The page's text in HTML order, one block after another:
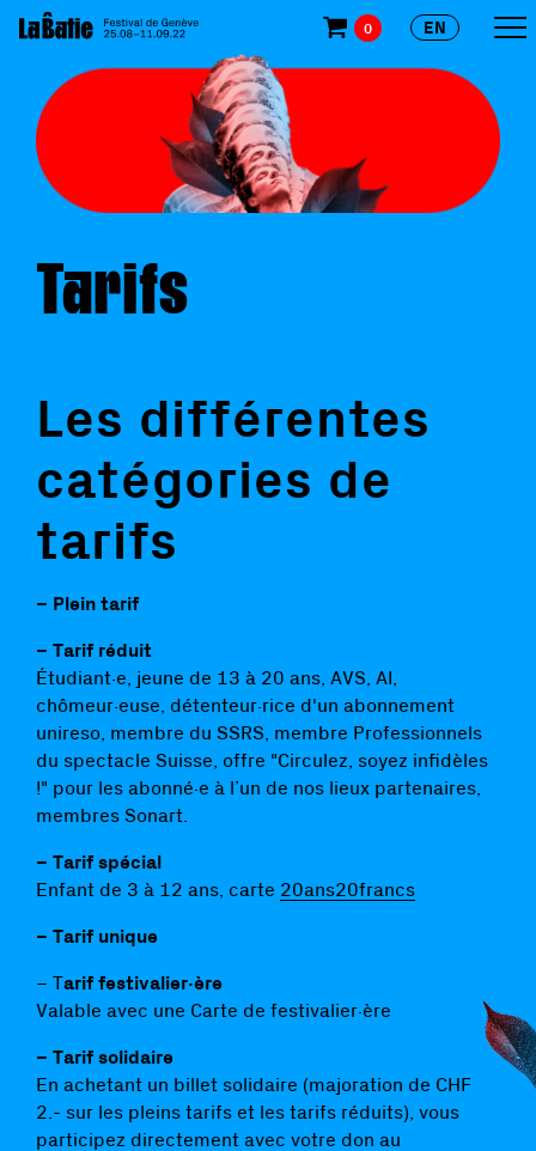
Tarifs
Les différentes
catégories de
tarifs
– Plein tarif
– Tarif réduit
Étudiant·e, jeune de 13 à 20 ans, AVS, AI,
chômeur·euse, détenteur·rice d'un abonnement
unireso, membre du SSRS, membre Professionnels
du spectacle Suisse, offre "Circulez, soyez infidèles
!" pour les abonné·e à l’un de nos lieux partenaires,
membres Sonart.
– Tarif spécial
Enfant de 3 à 12 ans, carte 20ans20francs
– Tarif unique
– Tarif festivalier·ère
Valable avec une Carte de festivalier·ère
– Tarif solidaire
En achetant un billet solidaire (majoration de CHF
2.- sur les pleins tarifs et les tarifs réduits), vous
participez directement avec votre don au
0 EN